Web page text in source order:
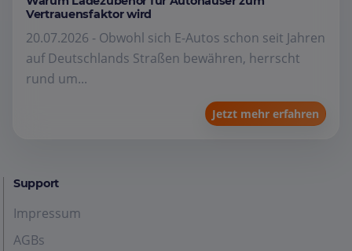
Vertrauensfaktor wird
20.07.2026 - Obwohl sich E-Autos schon seit Jahren
auf Deutschlands Straßen bewähren, herrscht
rund um...
Jetzt mehr erfahren
Support
Impressum
AGBs